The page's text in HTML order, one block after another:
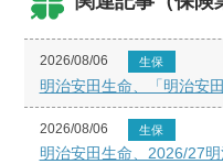
2026/08/06 生保
明治安田生命、「明治安
2026/08/06 生保
明治安田生命、2026/27